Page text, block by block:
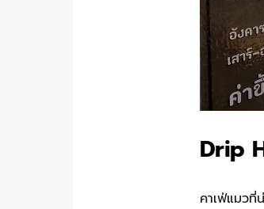
Drip
คาเฟ่แมวที่